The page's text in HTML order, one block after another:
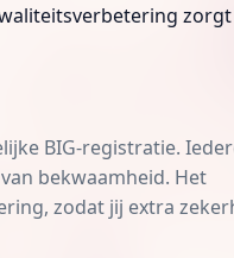
BIG-registratie.
bekwaamheid. Het
zodat jij extra